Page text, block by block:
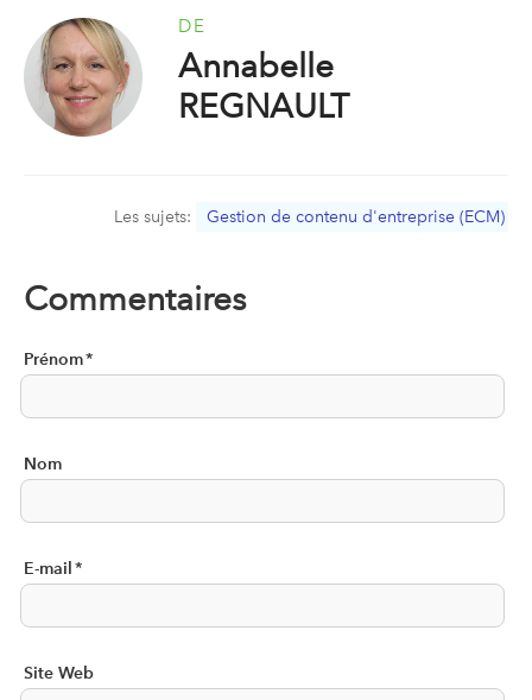
DE
Annabelle
REGNAULT
Les sujets: Gestion de contenu d'entreprise (ECM)
Commentaires
Prénom*
Nom
E-mail *
Site Web